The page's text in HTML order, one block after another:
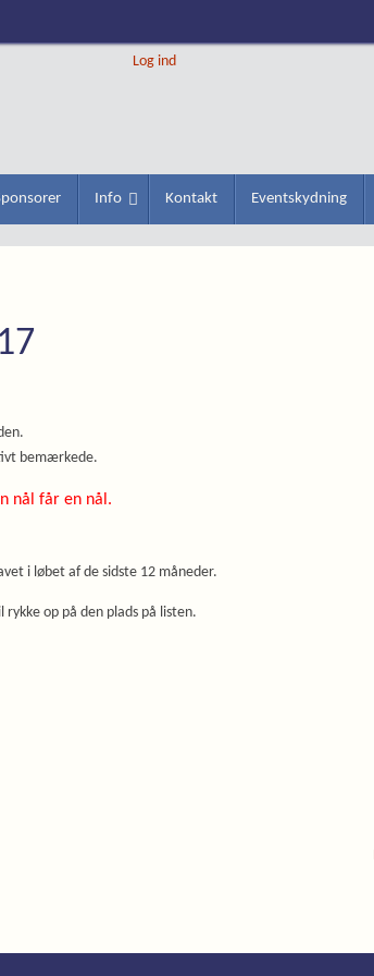
Log ind
Info Kontakt Eventskydning
bemærkede.
nål får en nål.
i løbet af de sidste 12 måneder.
op på den plads på listen.